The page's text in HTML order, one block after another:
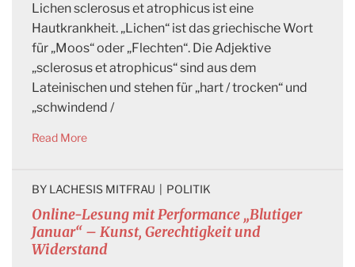
Lichen sclerosus et atrophicus ist eine
Hautkrankheit. „Lichen“ ist das griechische Wort
für „Moos“ oder „Flechten“. Die Adjektive
„sclerosus et atrophicus“ sind aus dem
Lateinischen und stehen für „hart / trocken“ und
„schwindend /
Read More
Online-Lesung mit Performance „Blutiger
Januar“ – Kunst, Gerechtigkeit und
Widerstand
BY LACHESIS MITFRAU POLITIK